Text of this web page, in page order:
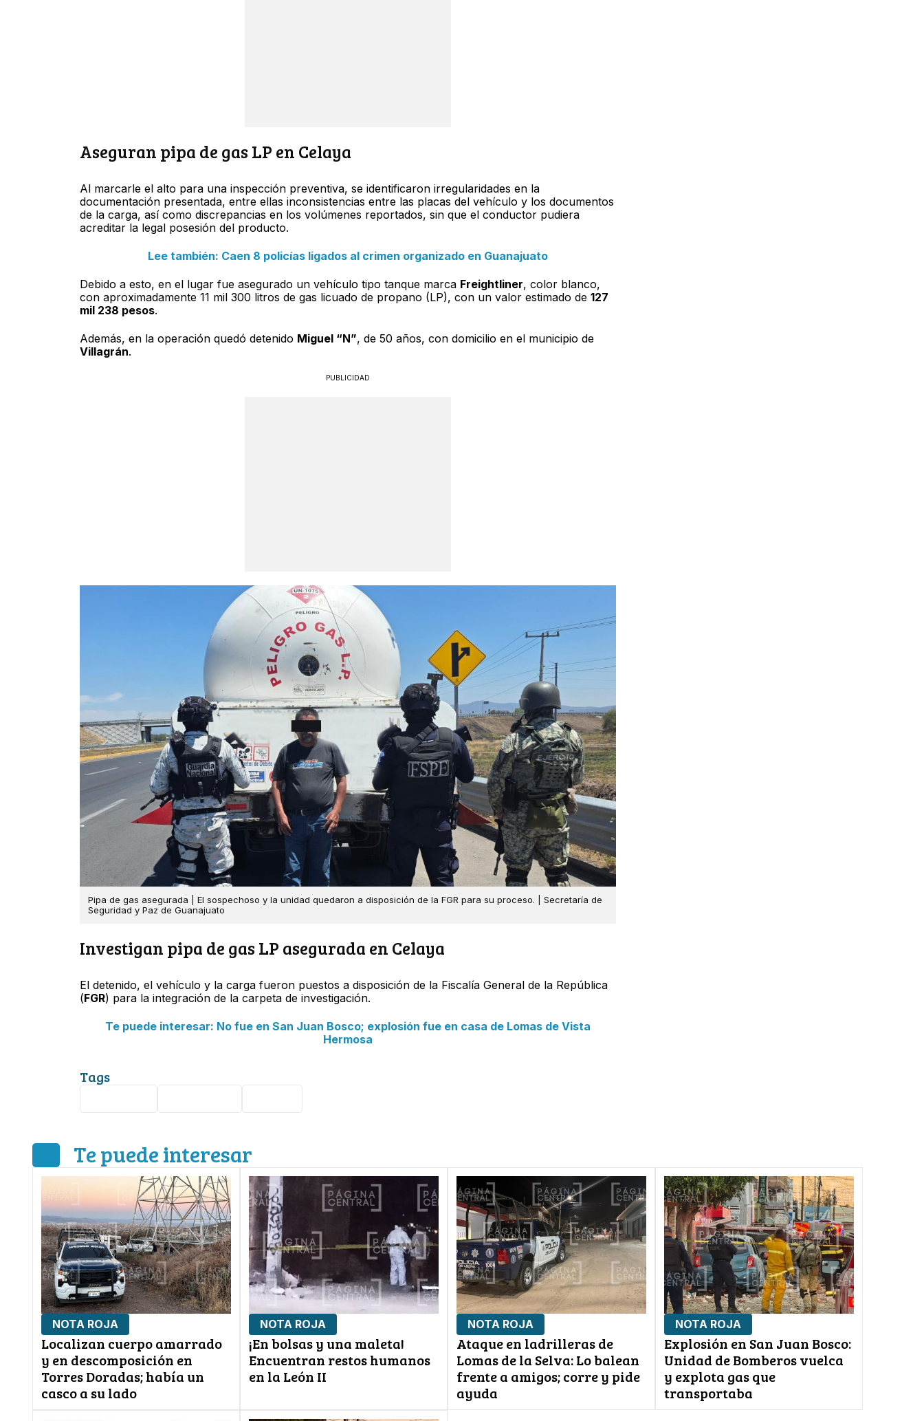
Aseguran pipa de gas LP en Celaya
Al marcarle el alto para una inspección preventiva, se identificaron irregularidades en la
documentación presentada, entre ellas inconsistencias entre las placas del vehículo y los documentos
de la carga, así como discrepancias en los volúmenes reportados, sin que el conductor pudiera
acreditar la legal posesión del producto.
Lee también: Caen 8 policías ligados al crimen organizado en Guanajuato
Debido a esto, en el lugar fue asegurado un vehículo tipo tanque marca Freightliner, color blanco,
con aproximadamente 11 mil 300 litros de gas licuado de propano (LP), con un valor estimado de 127
mil 238 pesos.
Además, en la operación quedó detenido Miguel “N”, de 50 años, con domicilio en el municipio de
Villagrán.
PUBLICIDAD
Pipa de gas asegurada | El sospechoso y la unidad quedaron a disposición de la FGR para su proceso. | Secretaría de
Seguridad y Paz de Guanajuato
Investigan pipa de gas LP asegurada en Celaya
El detenido, el vehículo y la carga fueron puestos a disposición de la Fiscalía General de la República
(FGR) para la integración de la carpeta de investigación.
Te puede interesar: No fue en San Juan Bosco; explosión fue en casa de Lomas de Vista
Hermosa
Tags
Te puede interesar
NOTA ROJA
Localizan cuerpo amarrado
y en descomposición en
Torres Doradas; había un
casco a su lado
NOTA ROJA
¡En bolsas y una maleta!
Encuentran restos humanos
en la León II
NOTA ROJA
Ataque en ladrilleras de
Lomas de la Selva: Lo balean
frente a amigos; corre y pide
ayuda
NOTA ROJA
Explosión en San Juan Bosco:
Unidad de Bomberos vuelca
y explota gas que
transportaba